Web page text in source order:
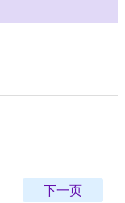
下一页